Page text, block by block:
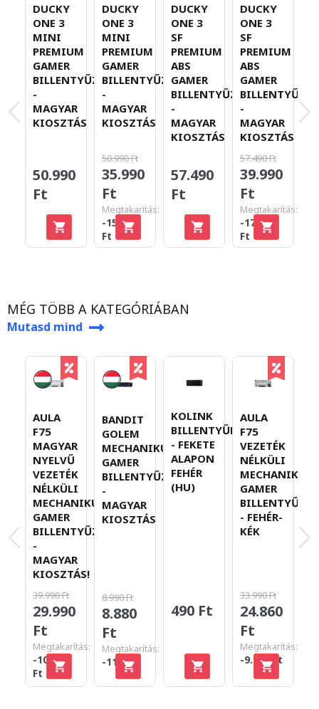
DUCKY
ONE 3
MINI
PREMIUM
GAMER
BILLENTYŰZET
-
MAGYAR
KIOSZTÁS
50.990
Ft
DUCKY
ONE 3
MINI
PREMIUM
GAMER
BILLENTYŰZET
-
MAGYAR
KIOSZTÁS
50.990 Ft
35.990
Ft
Megtakarítás:
-15.000
Ft
DUCKY
ONE 3
SF
PREMIUM
ABS
GAMER
BILLENTYŰZET
-
MAGYAR
KIOSZTÁS
57.490
Ft
DUCKY
ONE 3
SF
PREMIUM
ABS
GAMER
BILLENTYŰZET
-
MAGYAR
KIOSZTÁS
57.490 Ft
39.990
Ft
Megtakarítás:
-17.500
Ft
-
MÉG TÖBB A KATEGÓRIÁBAN
Mutasd mind
AULA
F75
MAGYAR
NYELVŰ
VEZETÉK
NÉLKÜLI
MECHANIKUS
GAMER
BILLENTYŰZET
-
MAGYAR
KIOSZTÁS!
39.990 Ft
29.990
Ft
Megtakarítás:
-10.000
Ft
BANDIT
GOLEM
MECHANIKUS
GAMER
BILLENTYŰZET
-
MAGYAR
KIOSZTÁS
8.990 Ft
8.880
Ft
Megtakarítás:
-110 Ft
KOLINK
BILLENTYŰMATRICA
- FEKETE
ALAPON
FEHÉR
(HU)
490 Ft
AULA
F75
VEZETÉK
NÉLKÜLI
MECHANIKUS
GAMER
BILLENTYŰZET
- FEHÉR-
KÉK
33.990 Ft
24.860
Ft
Megtakarítás:
-9.130 Ft